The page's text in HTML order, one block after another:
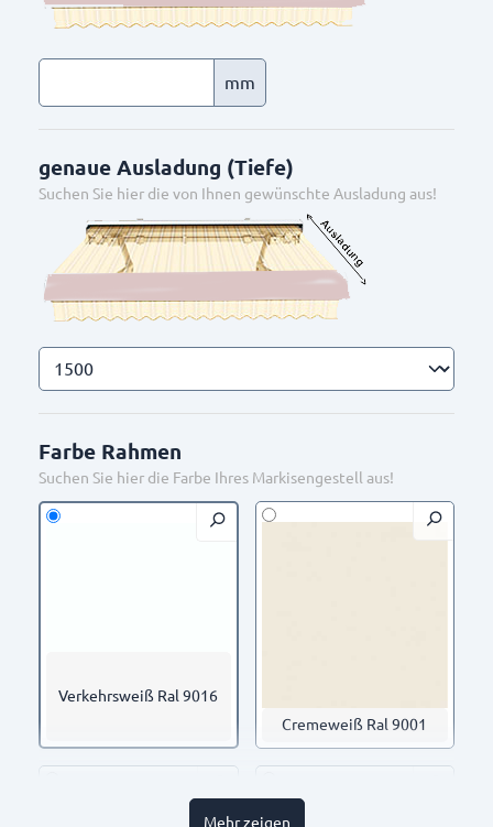
mm
genaue Ausladung (Tiefe)
Suchen Sie hier die von Ihnen gewünschte Ausladung aus!
Farbe Rahmen
Suchen Sie hier die Farbe Ihres Markisengestell aus!
Verkehrsweiß Ral 9016
Cremeweiß Ral 9001
Mehr zeigen